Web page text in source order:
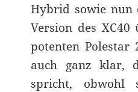
Hybrid sowie nun
Version des
potenten Polestar
auch ganz klar,
spricht, obwohl